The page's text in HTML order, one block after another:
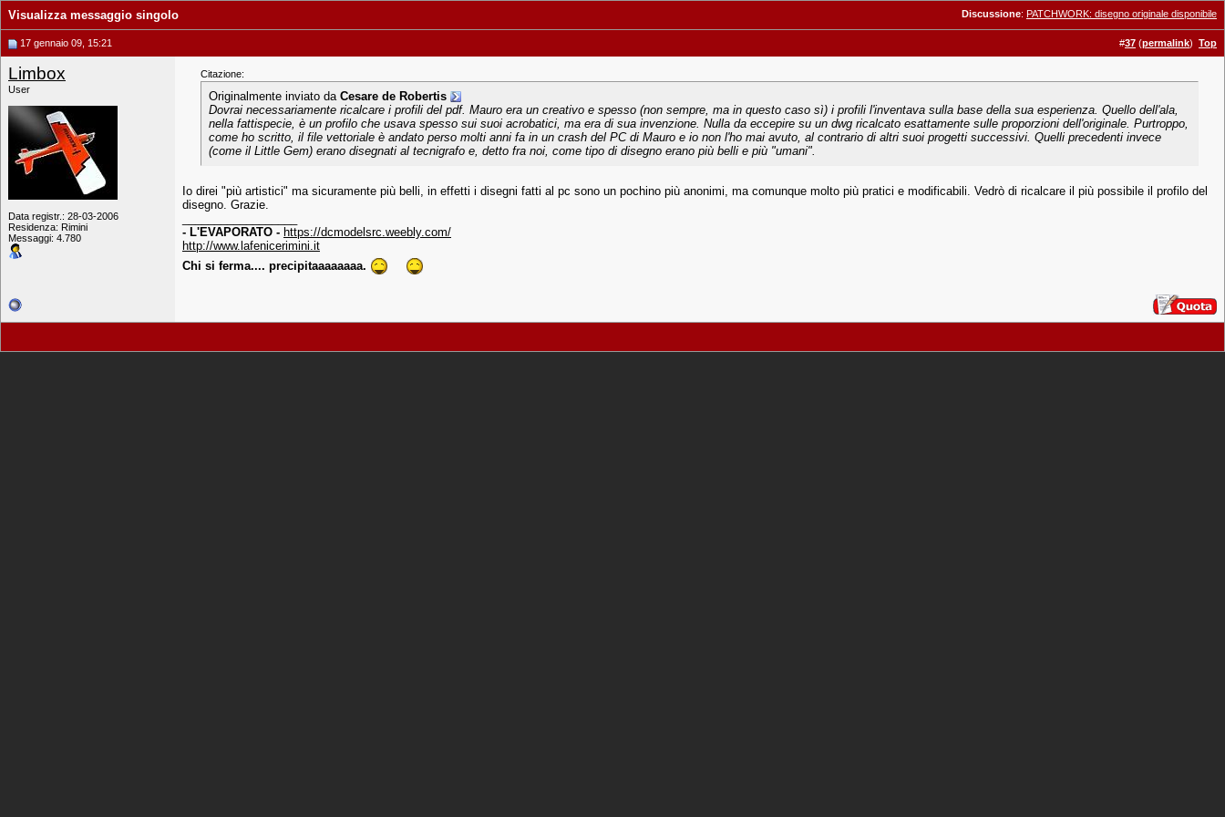
Discussione: PATCHWORK: disegno originale disponibile
Visualizza messaggio singolo
17 gennaio 09, 15:21 #37 (permalink) Top
Limbox
User
Data registr.: 28-03-2006
Residenza: Rimini
Messaggi: 4.780
Citazione:
Originalmente inviato da Cesare de Robertis
Dovrai necessariamente ricalcare i profili del pdf. Mauro era un creativo e spesso (non sempre, ma in questo caso sì) i profili l'inventava sulla base della sua esperienza. Quello dell'ala,
nella fattispecie, è un profilo che usava spesso sui suoi acrobatici, ma era di sua invenzione. Nulla da eccepire su un dwg ricalcato esattamente sulle proporzioni dell'originale. Purtroppo,
come ho scritto, il file vettoriale è andato perso molti anni fa in un crash del PC di Mauro e io non l'ho mai avuto, al contrario di altri suoi progetti successivi. Quelli precedenti invece
(come il Little Gem) erano disegnati al tecnigrafo e, detto fra noi, come tipo di disegno erano più belli e più "umani".
Io direi "più artistici" ma sicuramente più belli, in effetti i disegni fatti al pc sono un pochino più anonimi, ma comunque molto più pratici e modificabili. Vedrò di ricalcare il più possibile il profilo del
disegno. Grazie.
- L'EVAPORATO - https://dcmodelsrc.weebly.com/
http://www.lafenicerimini.it
Chi si ferma.... precipitaaaaaaaa.